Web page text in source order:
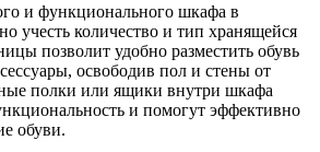
и функционального шкафа в
учесть количество и тип хранящейся
позволит удобно разместить обувь
освободив пол и стены от
полки или ящики внутри шкафа
и помогут эффективно
обуви.